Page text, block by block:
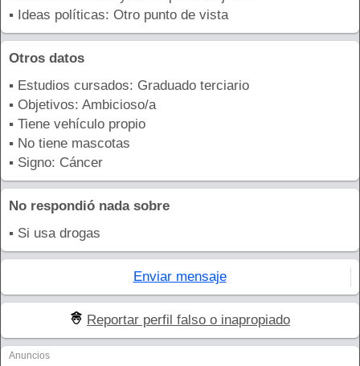
▪ Ideas políticas: Otro punto de vista
Otros datos
▪ Estudios cursados: Graduado terciario
▪ Objetivos: Ambicioso/a
▪ Tiene vehículo propio
▪ No tiene mascotas
▪ Signo: Cáncer
No respondió nada sobre
▪ Si usa drogas
Enviar mensaje
Reportar perfil falso o inapropiado
Anuncios